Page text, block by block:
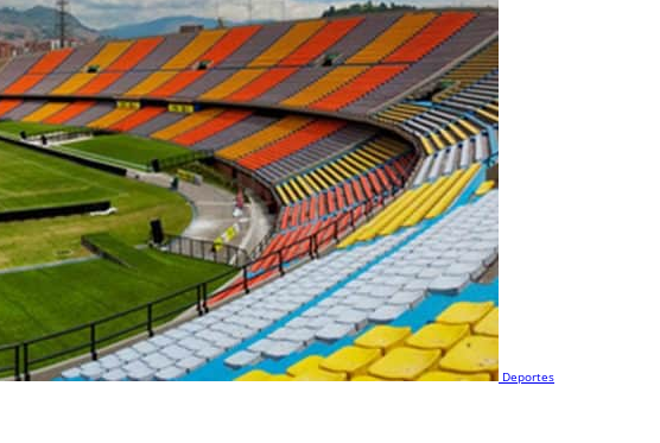
Deportes